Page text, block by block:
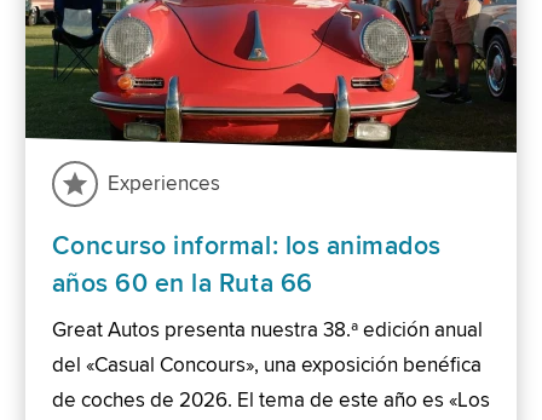
Experiences
Concurso informal: los animados
años 60 en la Ruta 66
Great Autos presenta nuestra 38.ª edición anual
del «Casual Concours», una exposición benéfica
de coches de 2026. El tema de este año es «Los